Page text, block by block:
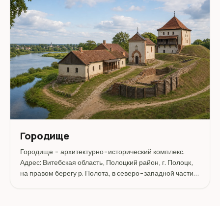
Городище
Городище - архитектурно-исторический комплекс.
Адрес: Витебская область, Полоцкий район, г. Полоцк,
на правом берегу р. Полота, в северо-западной части